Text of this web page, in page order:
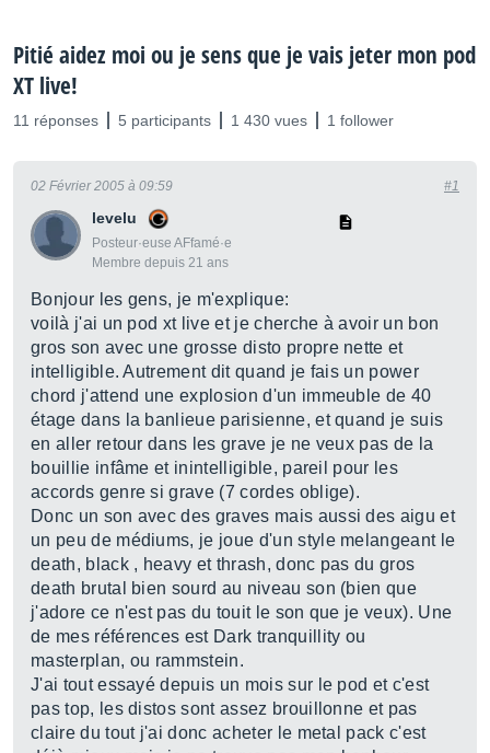
Pitié aidez moi ou je sens que je vais jeter mon pod
XT live!
11 réponses 5 participants 1 430 vues 1 follower
levelu
Posteur·euse AFfamé·e
Membre depuis 21 ans
02 Février 2005 à 09:59 #1
Bonjour les gens, je m'explique:
voilà j'ai un pod xt live et je cherche à avoir un bon
gros son avec une grosse disto propre nette et
intelligible. Autrement dit quand je fais un power
chord j'attend une explosion d'un immeuble de 40
étage dans la banlieue parisienne, et quand je suis
en aller retour dans les grave je ne veux pas de la
bouillie infâme et inintelligible, pareil pour les
accords genre si grave (7 cordes oblige).
Donc un son avec des graves mais aussi des aigu et
un peu de médiums, je joue d'un style melangeant le
death, black , heavy et thrash, donc pas du gros
death brutal bien sourd au niveau son (bien que
j'adore ce n'est pas du touit le son que je veux). Une
de mes références est Dark tranquillity ou
masterplan, ou rammstein.
J'ai tout essayé depuis un mois sur le pod et c'est
pas top, les distos sont assez brouillonne et pas
claire du tout j'ai donc acheter le metal pack c'est